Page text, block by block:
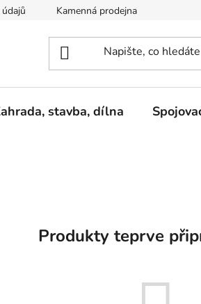
Kamenná prodejna
stavba, dílna
Produkty teprve